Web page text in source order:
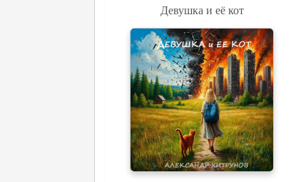
Девушка и её кот